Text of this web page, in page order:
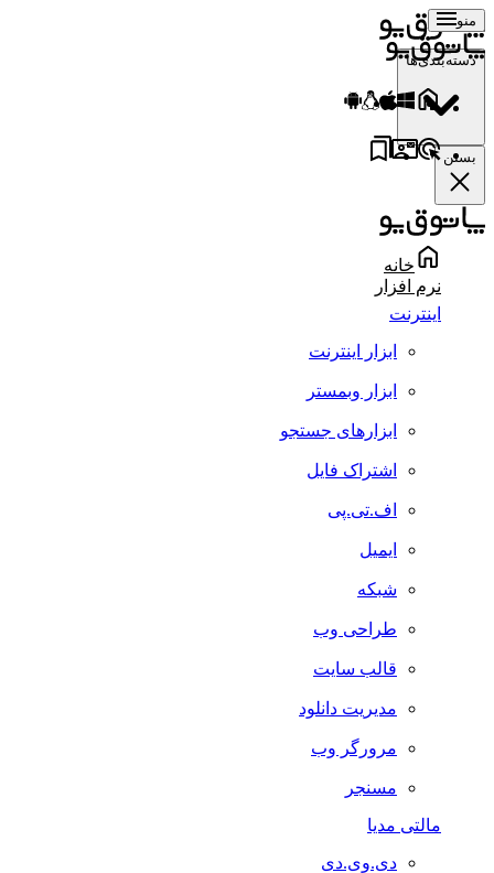
منو
دسته‌بندی‌ها
بستن
خانه
نرم افزار
اینترنت
ابزار اینترنت
ابزار وبمستر
ابزارهای جستجو
اشتراک فایل
اف.تی.پی
ایمیل
شبکه
طراحی وب
قالب سایت
مدیریت دانلود
مرورگر وب
مسنجر
مالتی مدیا
دی.وی.دی